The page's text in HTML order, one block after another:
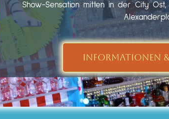
Show-Sensation mitten in der City
INFORMATIONEN